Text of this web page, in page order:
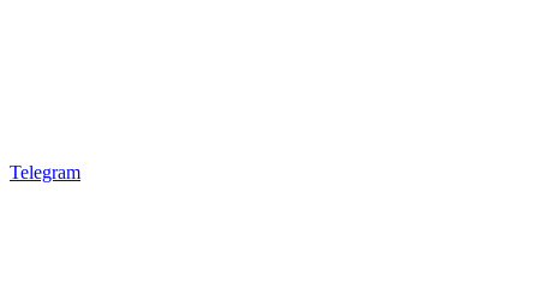
Telegram